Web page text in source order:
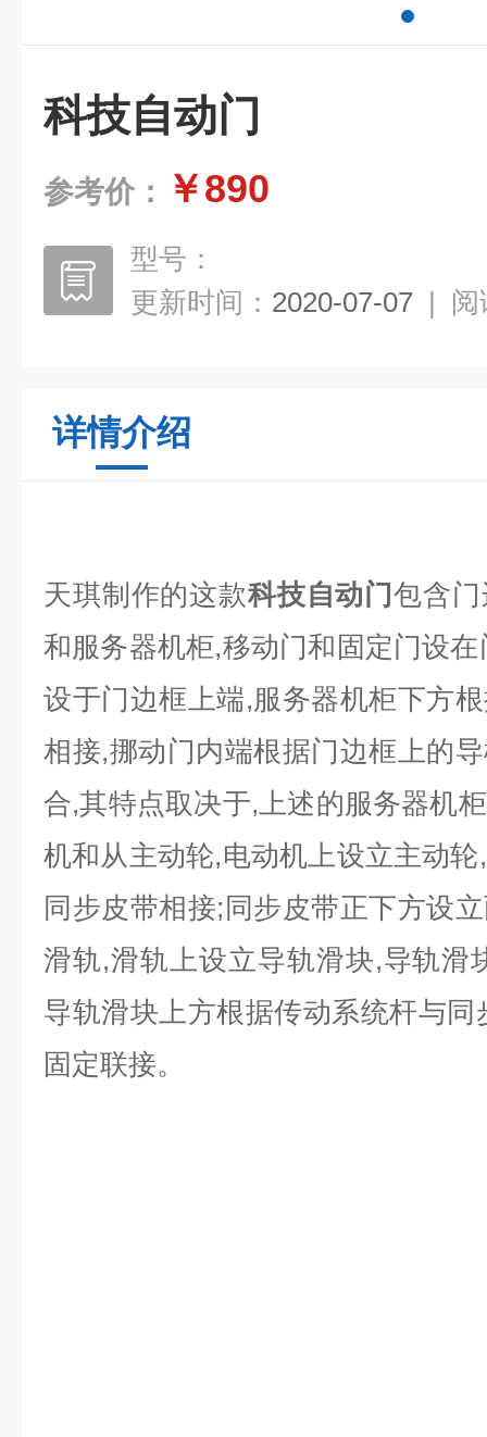
科技自动门
参考价： ￥890
型号：
更新时间： 2020-07-07 | 阅
详情介绍
天琪制作的这款科技自动门包含
和服务器机柜,移动门和固定门设
设于门边框上端,服务器机柜下方
相接,挪动门内端根据门边框上的
合,其特点取决于,上述的服务器机
机和从主动轮,电动机上设立主动轮,
同步皮带相接; 同步皮带正下方设
滑轨,滑轨上设立导轨滑块,导轨滑
导轨滑块上方根据传动系统杆与同
固定联接。